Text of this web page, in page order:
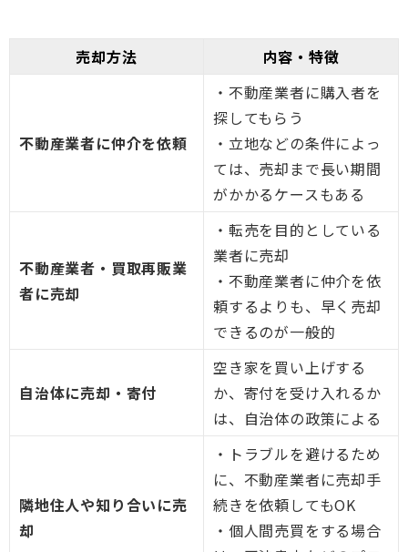
売却方法 内容・特徴
不動産業者に仲介を依頼
・不動産業者に購入者を
探してもらう
・立地などの条件によっ
ては、売却まで長い期間
がかかるケースもある
不動産業者・買取再販業
者に売却
・転売を目的としている
業者に売却
・不動産業者に仲介を依
頼するよりも、早く売却
できるのが一般的
自治体に売却・寄付
空き家を買い上げする
か、寄付を受け入れるか
は、自治体の政策による
隣地住人や知り合いに売
却
・トラブルを避けるため
に、不動産業者に売却手
続きを依頼してもOK
・個人間売買をする場合